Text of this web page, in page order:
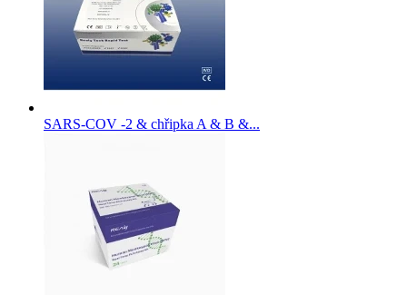
SARS-COV -2 & chřipka A & B &...